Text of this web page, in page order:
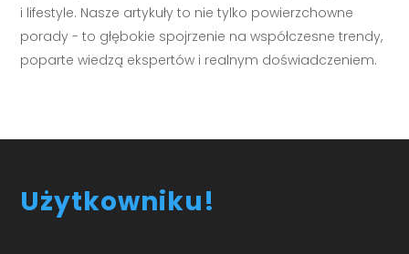
i lifestyle. Nasze artykuły to nie tylko powierzchowne
porady - to głębokie spojrzenie na współczesne trendy,
poparte wiedzą ekspertów i realnym doświadczeniem.
Użytkowniku!